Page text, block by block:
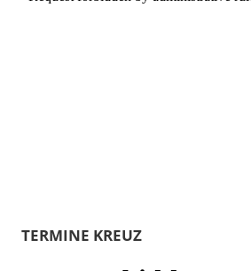
TERMINE KREUZ